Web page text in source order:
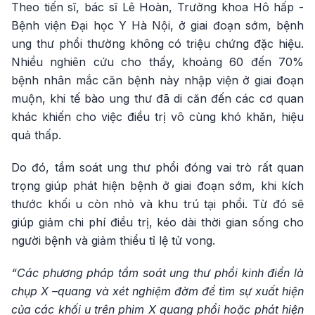
Theo tiến sĩ, bác sĩ Lê Hoàn, Trưởng khoa Hô hấp -
Bệnh viện Đại học Y Hà Nội, ở giai đoạn sớm, bệnh
ung thư phổi thường không có triệu chứng đặc hiệu.
Nhiều nghiên cứu cho thấy, khoảng 60 đến 70%
bệnh nhân mắc căn bệnh này nhập viện ở giai đoạn
muộn, khi tế bào ung thư đã di căn đến các cơ quan
khác khiến cho việc điều trị vô cùng khó khăn, hiệu
quả thấp.
Do đó, tầm soát ung thư phổi đóng vai trò rất quan
trọng giúp phát hiện bệnh ở giai đoạn sớm, khi kích
thước khối u còn nhỏ và khu trú tại phổi. Từ đó sẽ
giúp giảm chi phí điều trị, kéo dài thời gian sống cho
người bệnh và giảm thiểu tỉ lệ tử vong.
“Các phương pháp tầm soát ung thư phổi kinh điển là
chụp X –quang và xét nghiệm đờm để tìm sự xuất hiện
của các khối u trên phim X quang phổi hoặc phát hiện